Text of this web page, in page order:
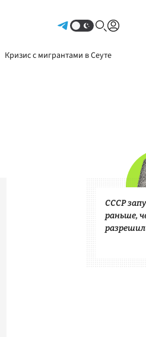
Кризис с мигрантами в Сеуте
СССР
раньше,